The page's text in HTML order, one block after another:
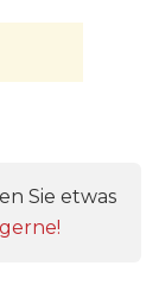
Sie etwas